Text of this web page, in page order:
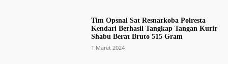
Tim Opsnal Sat Resnarkoba Polresta
Kendari Berhasil Tangkap Tangan Kurir
Shabu Berat Bruto 515 Gram
1 Maret 2024